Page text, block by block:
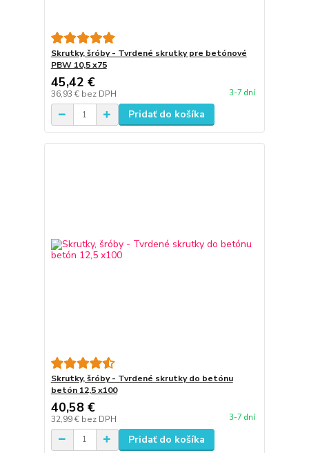
Skrutky, šróby - Tvrdené skrutky pre betónové
PBW 10,5 x75
45,42 €
36,93 € bez DPH 3-7 dní
Pridať do košíka
Skrutky, šróby - Tvrdené skrutky do betónu
betón 12,5 x100
40,58 €
32,99 € bez DPH 3-7 dní
Pridať do košíka